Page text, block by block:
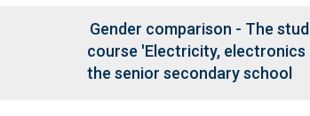
Gender comparison - The
course 'Electricity,
the senior secondary school